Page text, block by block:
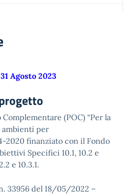
Agosto 2023
(POC) “Per la
ambienti per
2020 finanziato con il Fondo
Specifici 10.1, 10.2 e
e 10.3.1.
33956 del 18/05/2022 –